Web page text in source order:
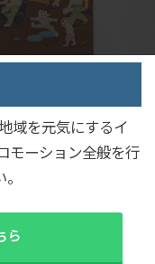
域を元気にするイ
モーション全般を行
ら